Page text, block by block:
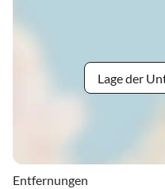
Lage der
Entfernungen